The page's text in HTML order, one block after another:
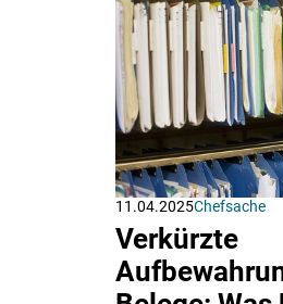
11.04.2025Chefsache
Verkürzte